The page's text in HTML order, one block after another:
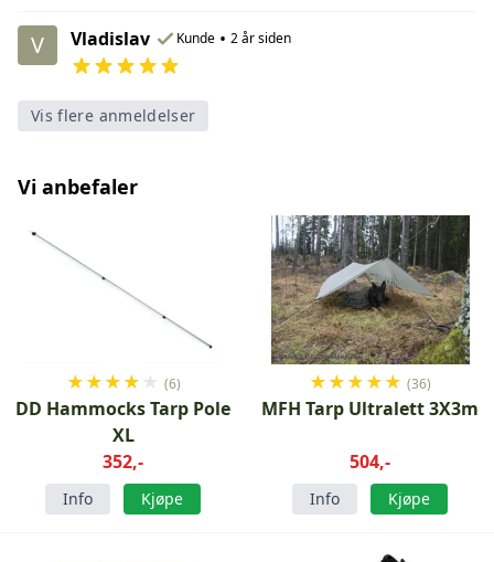
V Vladislav Kunde • 2 år siden
Vis flere anmeldelser
Vi anbefaler
★★★★ ★ (6)
DD Hammocks Tarp Pole
XL
352,-
Info Kjøpe
★★★★★ (36)
MFH Tarp Ultralett 3X3m
504,-
Info Kjøpe